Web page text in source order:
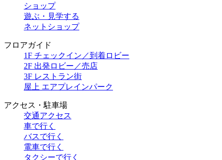
ショップ
遊ぶ・見学する
ネットショップ
フロアガイド
1F チェックイン／到着ロビー
2F 出発ロビー／売店
3F レストラン街
屋上 エアプレインパーク
アクセス・駐車場
交通アクセス
車で行く
バスで行く
電車で行く
タクシーで行く